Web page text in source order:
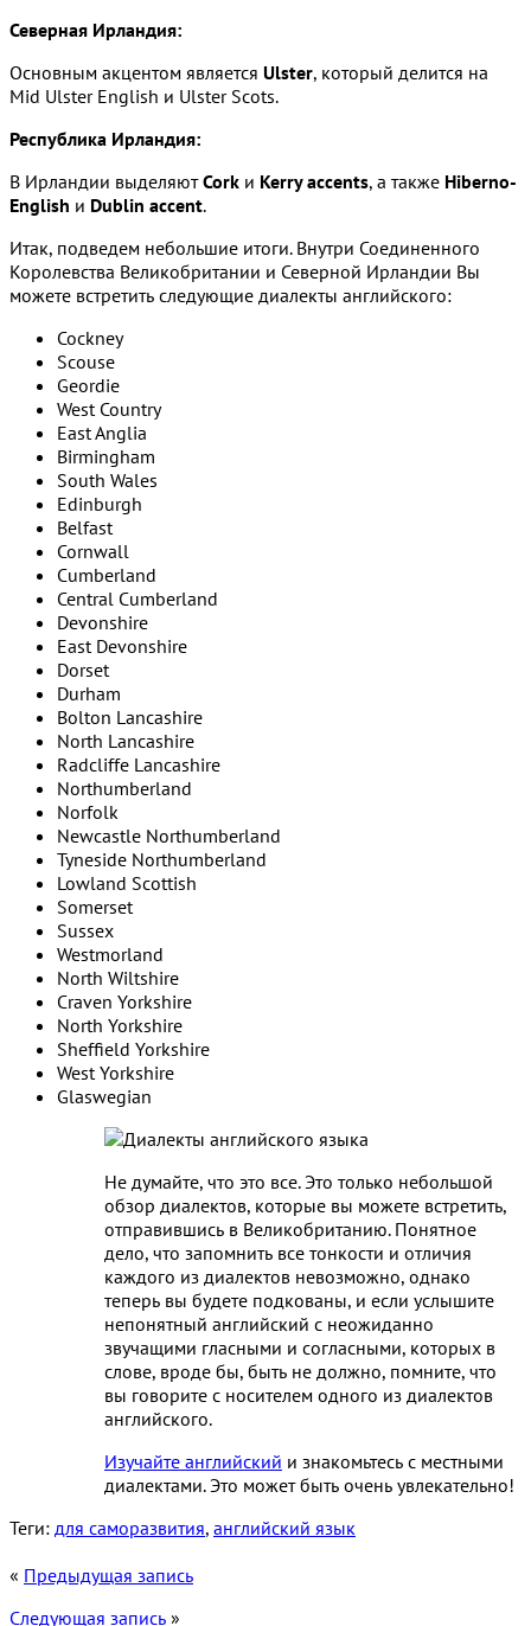
Северная Ирландия:
Основным акцентом является Ulster, который делится на
Mid Ulster English и Ulster Scots.
Республика Ирландия:
В Ирландии выделяютCork и Kerry accents, а также Hiberno-
English и Dublin accent.
Итак, подведем небольшие итоги. Внутри Соединенного
Королевства Великобритании и Северной Ирландии Вы
можете встретить следующие диалекты английского:
Cockney
Scouse
Geordie
West Country
East Anglia
Birmingham
South Wales
Edinburgh
Belfast
Cornwall
Cumberland
Central Cumberland
Devonshire
East Devonshire
Dorset
Durham
Bolton Lancashire
North Lancashire
Radcliffe Lancashire
Northumberland
Norfolk
Newcastle Northumberland
Tyneside Northumberland
Lowland Scottish
Somerset
Sussex
Westmorland
North Wiltshire
Craven Yorkshire
North Yorkshire
Sheffield Yorkshire
West Yorkshire
Glaswegian
Не думайте, что это все. Это только небольшой
обзор диалектов, которые вы можете встретить,
отправившись в Великобританию. Понятное
дело, что запомнить все тонкости и отличия
каждого из диалектов невозможно, однако
теперь вы будете подкованы, и если услышите
непонятный английский с неожиданно
звучащими гласными и согласными, которых в
слове, вроде бы, быть не должно, помните, что
вы говорите с носителем одного из диалектов
английского.
Изучайте английский и знакомьтесь с местными
диалектами. Это может быть очень увлекательно!
Теги: для саморазвития, английский язык
« Предыдущая запись
Следующая запись »